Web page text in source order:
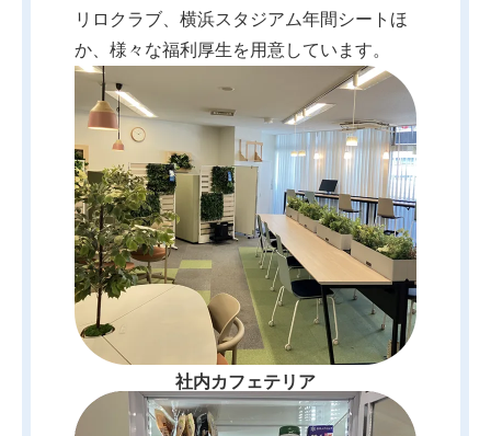
社内カフェテリア
リロクラブ、横浜スタジアム年間シートほ
か、様々な福利厚生を用意しています。